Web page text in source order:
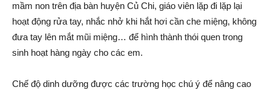
mầm non trên địa bàn huyện Củ Chi, giáo viên lặp đi lặp lại
hoạt động rửa tay, nhắc nhở khi hắt hơi cần che miệng, không
đưa tay lên mắt mũi miệng… để hình thành thói quen trong
sinh hoạt hàng ngày cho các em.
Chế độ dinh dưỡng được các trường học chú ý để nâng cao